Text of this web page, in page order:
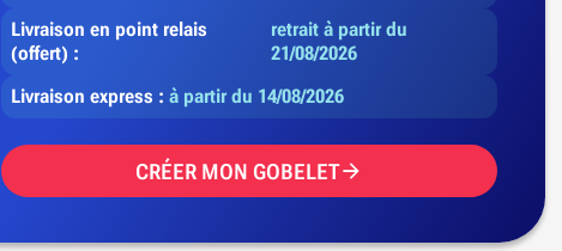
Livraison en point relais
(offert) :
retrait à partir du
21/08/2026
Livraison express : à partir du 14/08/2026
CRÉER MON GOBELET